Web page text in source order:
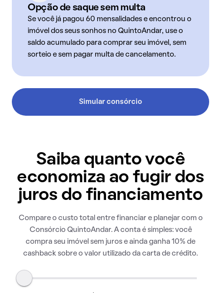
Opção de saque sem multa
Se você já pagou 60 mensalidades e encontrou o
imóvel dos seus sonhos no QuintoAndar, use o
saldo acumulado para comprar seu imóvel, sem
sorteio e sem pagar multa de cancelamento.
Simular consórcio
Saiba quanto você
economiza ao fugir dos
juros do financiamento
Compare o custo total entre financiar e planejar com o
Consórcio QuintoAndar. A conta é simples: você
compra seu imóvel sem juros e ainda ganha 10% de
cashback sobre o valor utilizado da carta de crédito.